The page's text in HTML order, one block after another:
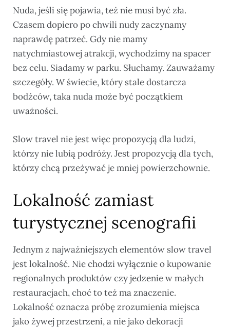
Nuda, jeśli się pojawia, też nie musi być zła.
Czasem dopiero po chwili nudy zaczynamy
naprawdę patrzeć. Gdy nie mamy
natychmiastowej atrakcji, wychodzimy na spacer
bez celu. Siadamy w parku. Słuchamy. Zauważamy
szczegóły. W świecie, który stale dostarcza
bodźców, taka nuda może być początkiem
uważności.
Slow travel nie jest więc propozycją dla ludzi,
którzy nie lubią podróży. Jest propozycją dla tych,
którzy chcą przeżywać je mniej powierzchownie.
Lokalność zamiast
turystycznej scenografii
Jednym z najważniejszych elementów slow travel
jest lokalność. Nie chodzi wyłącznie o kupowanie
regionalnych produktów czy jedzenie w małych
restauracjach, choć to też ma znaczenie.
Lokalność oznacza próbę zrozumienia miejsca
jako żywej przestrzeni, a nie jako dekoracji